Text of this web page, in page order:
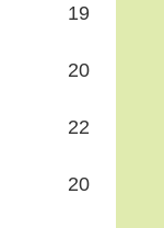
19
20
22
20